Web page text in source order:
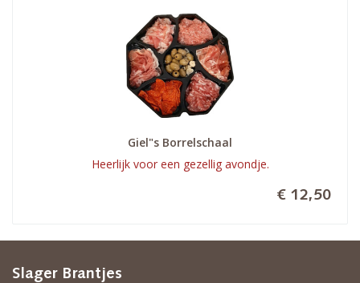
Giel"s Borrelschaal
Heerlijk voor een gezellig avondje.
€ 12,50
Slager Brantjes